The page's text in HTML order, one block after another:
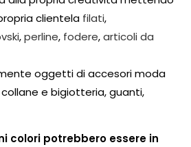
clientela filati,
,perline, fodere,articoli da
oggetti di accesori moda
e bigiotteria, guanti,
colori potrebbero essere in